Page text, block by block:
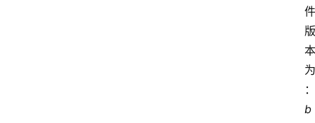
件
版
本
为
：
b